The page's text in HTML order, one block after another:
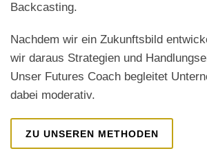
Backcasting.
Nachdem wir ein Zukunftsbild
wir daraus Strategien und
Unser Futures Coach begleitet
dabei moderativ.
ZU UNSEREN METHODEN